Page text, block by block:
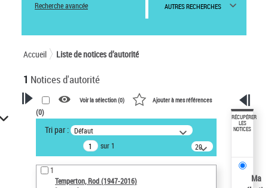
Recherche avancée AUTRES RECHERCHES
Accueil Liste de notices d’autorité
1 Notices d'autorité
VOTRE RECHERCHE
Recherche avancée dans les
notices d’autorité
Œuvres liées à l'auteur :
Temperton, Rod (1947-2016)
Voir la sélection (0) Ajouter à mes références
(0)
Tri par : Défaut
sur 1
20
résultats/page
1
Temperton, Rod (1947-2016)
RÉCUPÉRER
LES
NOTICES
Ma